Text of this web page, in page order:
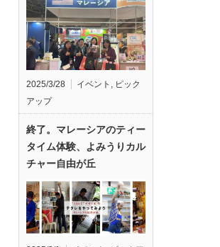
2025/3/28 イベント
ピック
アップ
終了。マレーシアのティー
タイム体験、よみうりカル
チャー自由が丘